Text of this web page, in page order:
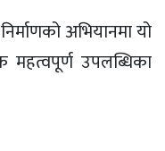
निर्माणको अभियानमा यो
महत्वपूर्ण उपलब्धिका